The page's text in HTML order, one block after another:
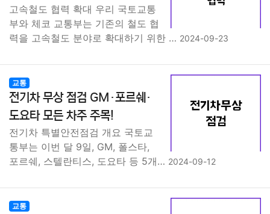
고속철도 협력 확대 우리 국토교통
부와 체코 교통부는 기존의 철도 협
력을 고속철도 분야로 확대하기 위한 … 2024-09-23
교통
전기차 무상 점검 GM·포르쉐·
도요타 모든 차주 주목!
전기차 특별안전점검 개요 국토교
통부는 이번 달 9일, GM, 폴스타,
포르쉐, 스텔란티스, 도요타 등 5개… 2024-09-12
교통